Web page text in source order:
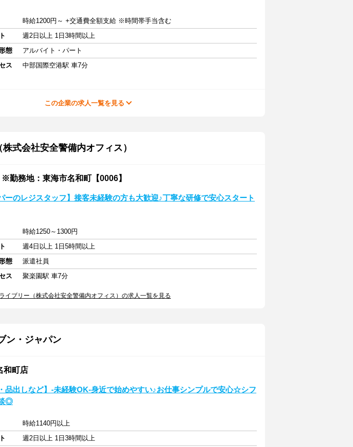
時給1200円～ +交通費全額支給 ※時間帯手当含む
週2日以上 1日3時間以上
態
アルバイト・パート
ス
中部国際空港駅 車7分
この企業の求人一覧を見る
式会社安全警備内オフィス）
務地：東海市名和町【0006】
ーのレジスタッフ】接客未経験の方も大歓迎♪丁寧な研修で安心スタート
時給1250～1300円
週4日以上 1日5時間以上
態
派遣社員
ス
聚楽園駅 車7分
イブリー（株式会社安全警備内オフィス）の求人一覧を見る
ン・ジャパン
和町店
品出しなど】-未経験OK-身近で始めやすい♪お仕事シンプルで安心☆シフ
◎
時給1140円以上
週2日以上 1日3時間以上